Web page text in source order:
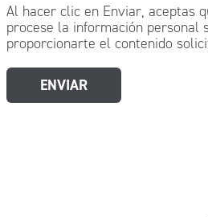
Al hacer clic en Enviar, aceptas
procese la información personal
proporcionarte el contenido